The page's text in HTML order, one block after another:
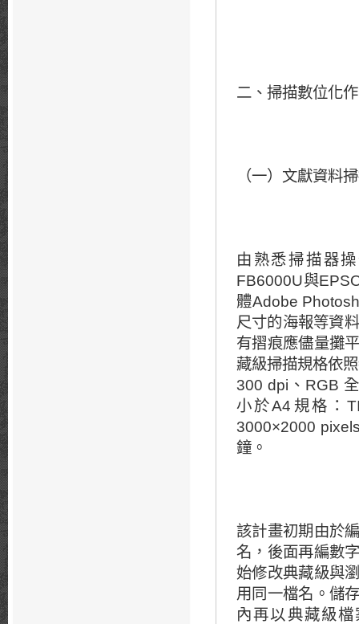
二、掃描數位化
（一）文獻資料
由熟悉掃描器
FB6000U與
體Adobe
尺寸的海報等資
有摺痕應儘量攤
藏級掃描規格依
300 dpi、RGB
小於A4規格：
3000×2000
鐘。
該計畫初期由於
名，後面再編數
始修改典藏級與
用同一檔名。儲
內再以典藏級